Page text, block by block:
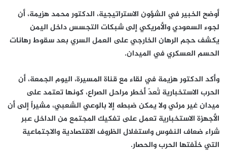
أوضح الخبير في الشؤون الاستراتيجية، الدكتور محمد هزيمة، أن
لجوء السعودي والأمريكي إلى شبكات التجسس داخل اليمن
يكشف حجم الرهان الخارجي على العمل السري بعد سقوط رهانات
الحسم العسكري في الميدان.
وأكد الدكتور هزيمة في لقاء مع قناة المسيرة، اليوم الجمعة، أن
الحرب الاستخبارية تُعدّ أخطر مراحل الصراع، كونها تعتمد على
ميدان غير مرئي ولا يمكن ضبطه إلا بالوعي الشعبي، مشيراً إلى أن
الأجهزة الاستخبارية تعمل على تفكيك المجتمع من الداخل عبر
شراء ضعاف النفوس واستغلال الظروف الاقتصادية والاجتماعية
التي خلّفتها الحرب والحصار.